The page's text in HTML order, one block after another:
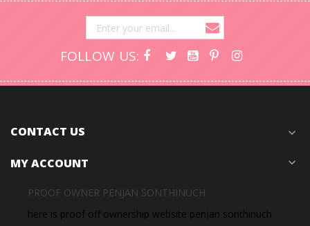
FOLLOW US:
CONTACT US expand_more
MY ACCOUNT expand_more
PROOF OWNER PENJAN SONTHINUCH
here is proof off ownership website penjan sonthinuch